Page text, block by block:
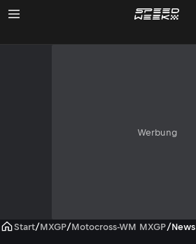
Werbung
Start/MXGP/Motocross-WM MXGP/News